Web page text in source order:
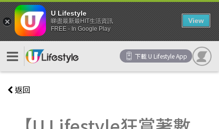
下載 U Lifestyle App
返回
U Lifestyle
睇盡最新最HIT生活資訊
FREE - In Google Play
View